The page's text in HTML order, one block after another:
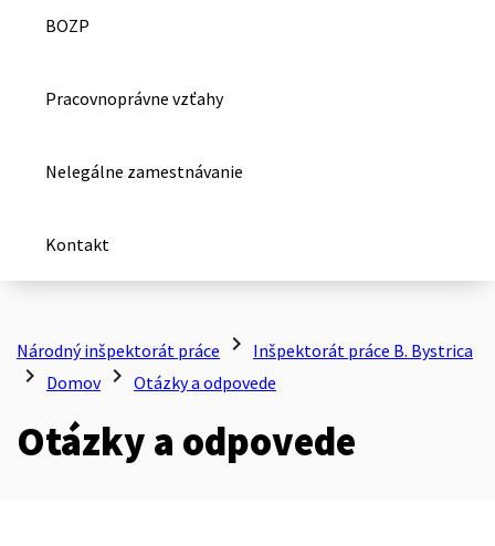
BOZP
Pracovnoprávne vzťahy
Nelegálne zamestnávanie
Kontakt
Národný inšpektorát práce chevron_right Inšpektorát práce B. Bystrica
chevron_right Domov chevron_right Otázky a odpovede
Otázky a odpovede